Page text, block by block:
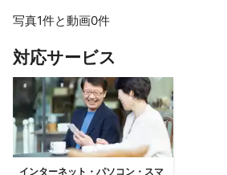
写真1件と動画0件
対応サービス
インターネット・パソコン・スマ